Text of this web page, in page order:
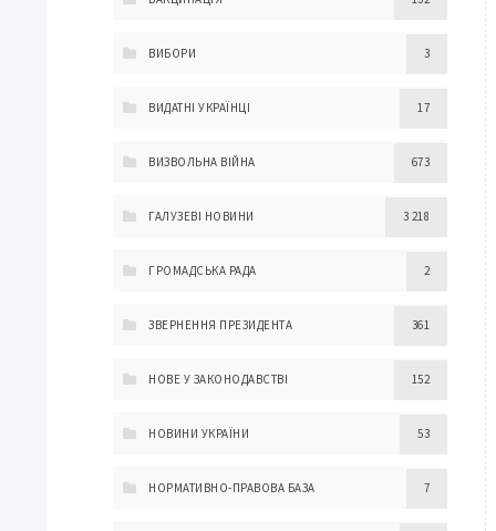
ВИБОРИ 3
ВИДАТНІ УКРАЇНЦІ 17
ВИЗВОЛЬНА ВІЙНА 673
ГАЛУЗЕВІ НОВИНИ 3 218
ГРОМАДСЬКА РАДА 2
ЗВЕРНЕННЯ ПРЕЗИДЕНТА 361
НОВЕ У ЗАКОНОДАВСТВІ 152
НОВИНИ УКРАЇНИ 53
НОРМАТИВНО-ПРАВОВА БАЗА 7